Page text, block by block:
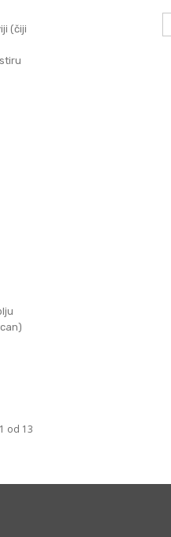
(čiji
od 13